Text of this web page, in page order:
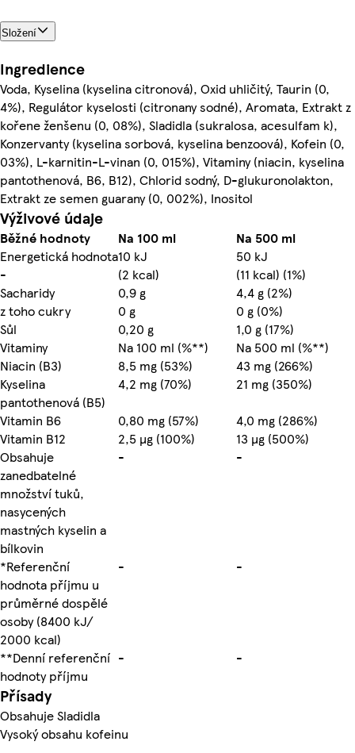
Složení
Ingredience
Voda, Kyselina (kyselina citronová), Oxid uhličitý, Taurin (0,
4%), Regulátor kyselosti (citronany sodné), Aromata, Extrakt z
kořene ženšenu (0, 08%), Sladidla (sukralosa, acesulfam k),
Konzervanty (kyselina sorbová, kyselina benzoová), Kofein (0,
03%), L-karnitin-L-vinan (0, 015%), Vitaminy (niacin, kyselina
pantothenová, B6, B12), Chlorid sodný, D-glukuronolakton,
Extrakt ze semen guarany (0, 002%), Inositol
Výživové údaje
Běžné hodnoty Na 100 ml
Na 500 ml
Energetická hodnota10 kJ
50 kJ
-
(2 kcal)
(11 kcal) (1%)
Sacharidy
0,9 g
4,4 g (2%)
z toho cukry
0 g
0 g (0%)
Sůl
0,20 g
1,0 g (17%)
Vitaminy
Na 100 ml (%**)
Na 500 ml (%**)
Niacin (B3)
8,5 mg (53%)
43 mg (266%)
Kyselina
pantothenová (B5)
4,2 mg (70%)
21 mg (350%)
Vitamin B6
0,80 mg (57%)
4,0 mg (286%)
Vitamin B12
2,5 µg (100%)
13 µg (500%)
Obsahuje
zanedbatelné
množství tuků,
nasycených
mastných kyselin a
bílkovin
- -
*Referenční
hodnota příjmu u
průměrné dospělé
osoby (8400 kJ/
2000 kcal)
- -
**Denní referenční
hodnoty příjmu
- -
Přísady
Obsahuje Sladidla
Vysoký obsahu kofeinu